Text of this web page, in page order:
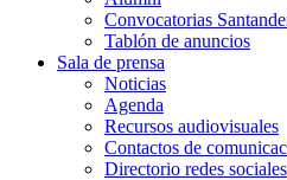
Convocatorias
Tablón de anuncios
Sala de prensa
Noticias
Agenda
Recursos audiovisuales
Contactos de
Directorio redes sociales